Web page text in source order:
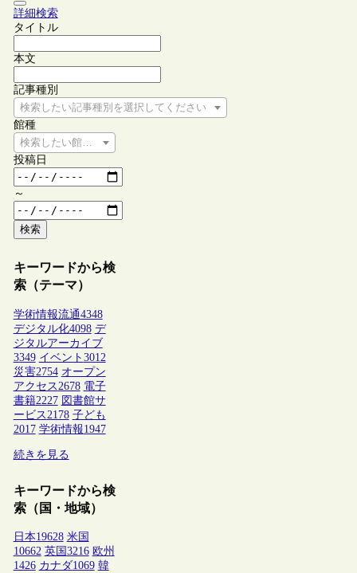
詳細検索
タイトル
本文
記事種別
検索したい記事種別を選択してください
館種
検索したい館種を選択してください
投稿日
～
検索
キーワードから検
索（テーマ）
学術情報流通4348
デジタル化4098 デ
ジタルアーカイブ
3349 イベント 3012
災害2754 オープン
アクセス 2678 電子
書籍2227 図書館サ
ービス 2178 子ども
2017 学術情報1947
続きを見る
キーワードから検
索（国・地域）
日本19628 米国
10662 英国 3216 欧州
1426 カナダ1069 韓